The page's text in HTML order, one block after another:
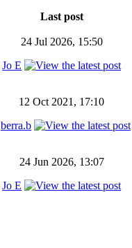
Last post
24 Jul 2026, 15:50
Jo E
12 Oct 2021, 17:10
berra.b
24 Jun 2026, 13:07
Jo E